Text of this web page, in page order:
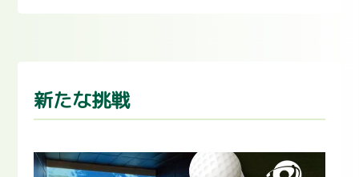
新たな挑戦